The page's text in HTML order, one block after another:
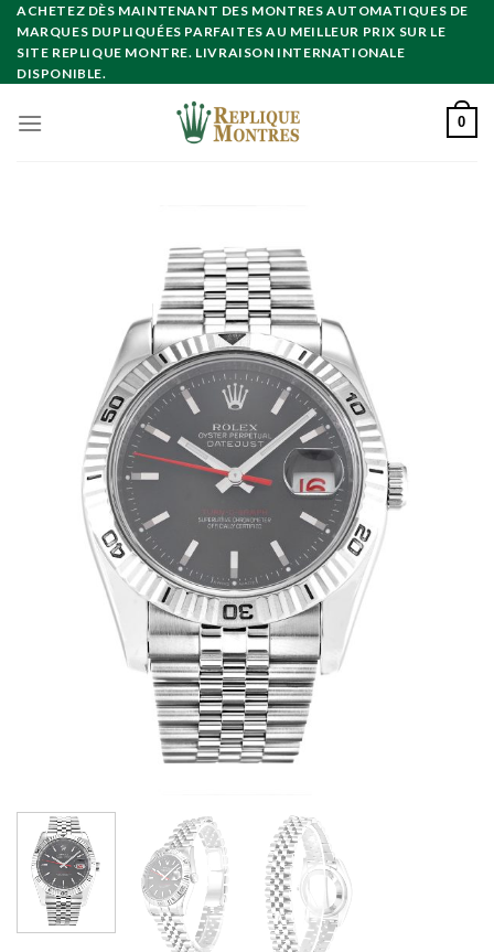
Skip
content
ACHETEZ DÈS MAINTENANT DES MONTRES AUTOMATIQUES DE
MARQUES DUPLIQUÉES PARFAITES AU MEILLEUR PRIX SUR LE
SITE REPLIQUE MONTRE. LIVRAISON INTERNATIONALE
DISPONIBLE.
0